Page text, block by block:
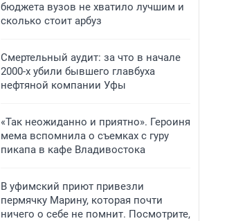
бюджета вузов не хватило лучшим и
сколько стоит арбуз
Смертельный аудит: за что в начале
2000-х убили бывшего главбуха
нефтяной компании Уфы
«Так неожиданно и приятно». Героиня
мема вспомнила о съемках с гуру
пикапа в кафе Владивостока
В уфимский приют привезли
пермячку Марину, которая почти
ничего о себе не помнит. Посмотрите,